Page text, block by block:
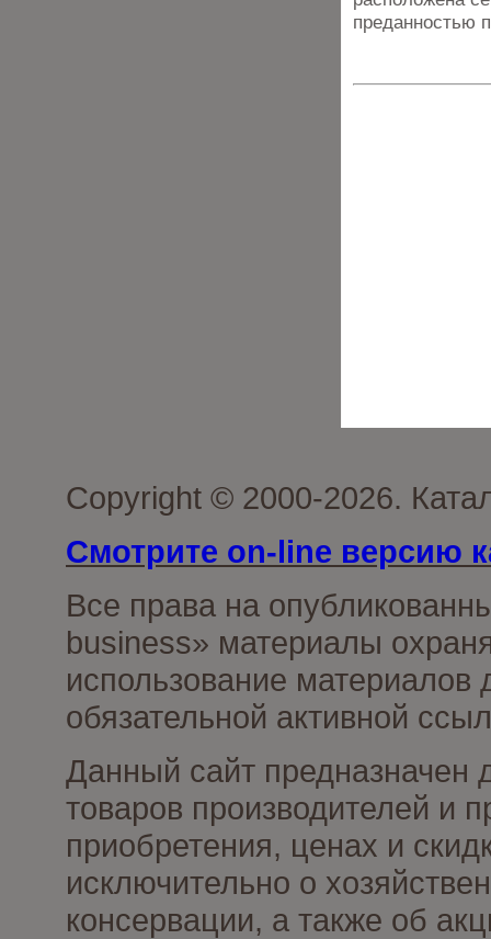
преданностью
Copyright © 2000-2026.
Смотрите on-line версию
Все права на
business» материалы
использование материалов
обязательной активной
Данный сайт предназначен
товаров производителей и
приобретения, ценах и
исключительно о
консервации, а также об